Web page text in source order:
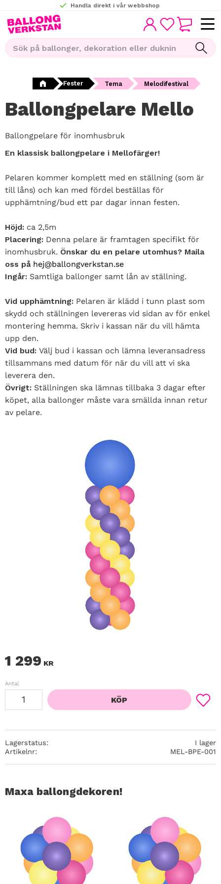
Meny
Handla direkt i vår webbshop
FAVORITER
KUNDVAGN
Fester Tema Melodifestival
Ballongpelare Mello
Ballongpelare för inomhusbruk
En klassisk ballongpelare i Mellofärger!
Pelaren kommer komplett med en ställning (som är
till låns) och kan med fördel beställas för
upphämtning/bud ett par dagar innan festen.
Höjd: ca 2,5m
Placering: Denna pelare är framtagen specifikt för
inomhusbruk. Önskar du en pelare utomhus? Maila
oss på hej@ballongverkstan.se
Ingår: Samtliga ballonger samt lån av ställning.
Vid upphämtning: Pelaren är klädd i tunn plast som
skydd och ställningen levereras vid sidan av för enkel
montering hemma. Skriv i kassan när du vill hämta
upp den.
Vid bud: Välj bud i kassan och lämna leveransadress
tillsammans med datum för när du vill att vi ska
leverera den.
Övrigt: Ställningen ska lämnas tillbaka 3 dagar efter
köpet, alla ballonger måste vara smällda innan retur
av pelare.
1 299 KR
Antal
KÖP
Lägg
Lagerstatus
I lager
Artikelnr
MEL-BPE-001
Maxa ballongdekoren!